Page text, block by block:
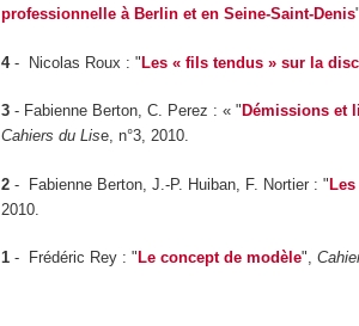
professionnelle à Berlin et en Seine-Saint-Denis
4- Nicolas Roux : "Les « fils tendus » sur la
3 - Fabienne Berton, C. Perez : « " Démissions et
Cahiers du Lise, n°3, 2010.
2 - Fabienne Berton, J.-P. Huiban, F. Nortier : "Les
2010.
1 - Frédéric Rey : " Le concept de modèle",